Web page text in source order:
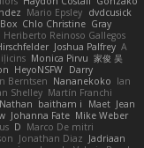
Mario Epsley dvdcusick
Chlo Christine Gray
Heriberto Reinoso Gallegos
Joshua Palfrey A
Monica Pirvu 家俊 吴
HeyoNSFW Darry
Berntsen Nananekoko Ian
Shelley Martín Franchi
Nathan baitham i Maet Jean
Johanna Fate Mike Weber
D Marco De mitri
Jonathan Diaz Jadriaan